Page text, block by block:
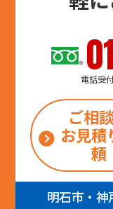
電話受
ご相
お見積
頼
明石市・